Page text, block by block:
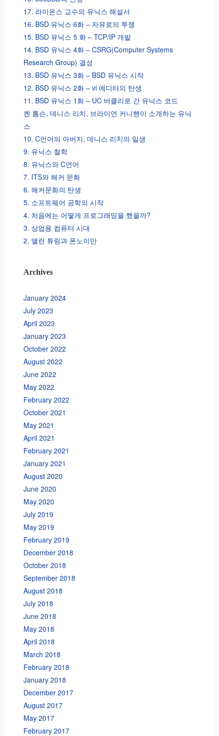
17. 라이온스 교수의 유닉스 해설서
16. BSD 유닉스 6화 – 자유로의 투쟁
15. BSD 유닉스 5 화 – TCP/IP 개발
14. BSD 유닉스 4화 – CSRG(Computer Systems
Research Group) 결성
13. BSD 유닉스 3화 – BSD 유닉스 시작
12. BSD 유닉스 2화 – vi 에디터의 탄생
11. BSD 유닉스 1화 – UC 버클리로 간 유닉스 코드
켄 톰슨, 데니스 리치, 브라이언 커니핸이 소개하는 유닉
스
10. C언어의 아버지, 데니스 리치의 일생
9. 유닉스 철학
8. 유닉스와 C언어
7. ITS와 해커 문화
6. 해커문화의 탄생
5. 소프트웨어 공학의 시작
4. 처음에는 어떻게 프로그래밍을 했을까?
3. 상업용 컴퓨터 시대
2. 앨런 튜링과 폰노이만
Archives
January 2024
July 2023
April 2023
January 2023
October 2022
August 2022
June 2022
May 2022
February 2022
October 2021
May 2021
April 2021
February 2021
January 2021
August 2020
June 2020
May 2020
July 2019
May 2019
February 2019
December 2018
October 2018
September 2018
August 2018
July 2018
June 2018
May 2018
April 2018
March 2018
February 2018
January 2018
December 2017
August 2017
May 2017
February 2017